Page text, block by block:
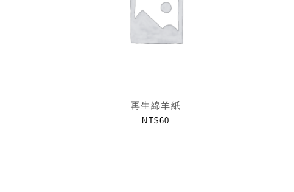
再生綿羊紙
NT$60